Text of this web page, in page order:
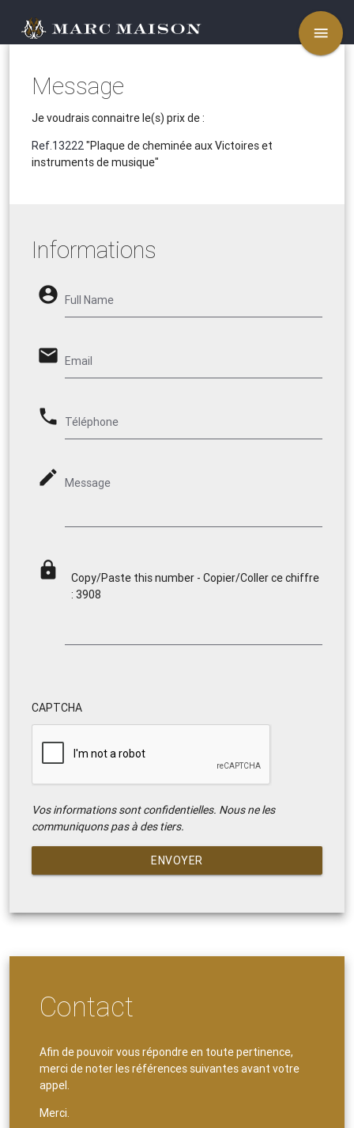
menu
Message
Je voudrais connaitre le(s) prix de :
Ref.13222"Plaque de cheminée aux Victoires et
instruments de musique"
Informations
account_circle Full Name
email Email
phone Téléphone
mode_edit Message
lock
Copy/Paste this number - Copier/Coller ce chiffre
: 3908
CAPTCHA
Vos informations sont confidentielles. Nous ne les
communiquons pas à des tiers.
ENVOYER
Contact
Afin de pouvoir vous répondre en toute pertinence,
merci de noter les références suivantes avant votre
appel.
Merci.